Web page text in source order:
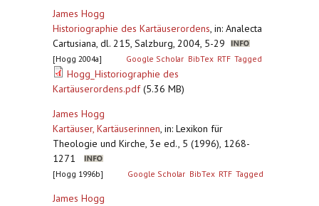
James Hogg
Historiographie des Kartäuserordens, in: Analecta
Cartusiana, dl. 215, Salzburg, 2004, 5-29
[Hogg 2004a] Google Scholar BibTex RTF Tagged
Hogg_Historiographie des
Kartäuserordens.pdf(5.36 MB)
James Hogg
Kartäuser, Kartäuserinnen, in: Lexikon für
Theologie und Kirche, 3e ed., 5 (1996), 1268-
1271
[Hogg 1996b] Google Scholar BibTex RTF Tagged
James Hogg